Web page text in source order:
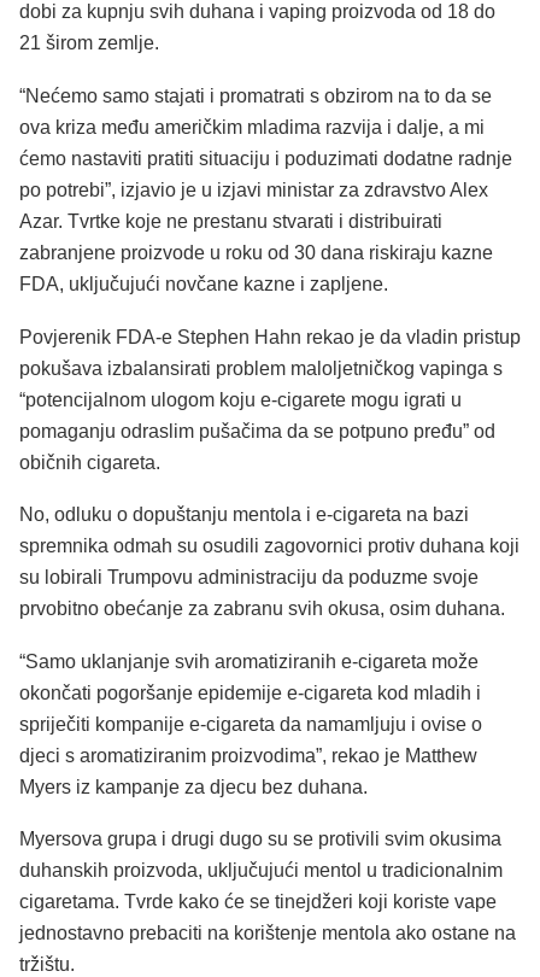
dobi za kupnju svih duhana i vaping proizvoda od 18 do
21 širom zemlje.
“Nećemo samo stajati i promatrati s obzirom na to da se
ova kriza među američkim mladima razvija i dalje, a mi
ćemo nastaviti pratiti situaciju i poduzimati dodatne radnje
po potrebi”, izjavio je u izjavi ministar za zdravstvo Alex
Azar. Tvrtke koje ne prestanu stvarati i distribuirati
zabranjene proizvode u roku od 30 dana riskiraju kazne
FDA, uključujući novčane kazne i zapljene.
Povjerenik FDA-e Stephen Hahn rekao je da vladin pristup
pokušava izbalansirati problem maloljetničkog vapinga s
“potencijalnom ulogom koju e-cigarete mogu igrati u
pomaganju odraslim pušačima da se potpuno pređu” od
običnih cigareta.
No, odluku o dopuštanju mentola i e-cigareta na bazi
spremnika odmah su osudili zagovornici protiv duhana koji
su lobirali Trumpovu administraciju da poduzme svoje
prvobitno obećanje za zabranu svih okusa, osim duhana.
“Samo uklanjanje svih aromatiziranih e-cigareta može
okončati pogoršanje epidemije e-cigareta kod mladih i
spriječiti kompanije e-cigareta da namamljuju i ovise o
djeci s aromatiziranim proizvodima”, rekao je Matthew
Myers iz kampanje za djecu bez duhana.
Myersova grupa i drugi dugo su se protivili svim okusima
duhanskih proizvoda, uključujući mentol u tradicionalnim
cigaretama. Tvrde kako će se tinejdžeri koji koriste vape
jednostavno prebaciti na korištenje mentola ako ostane na
tržištu.